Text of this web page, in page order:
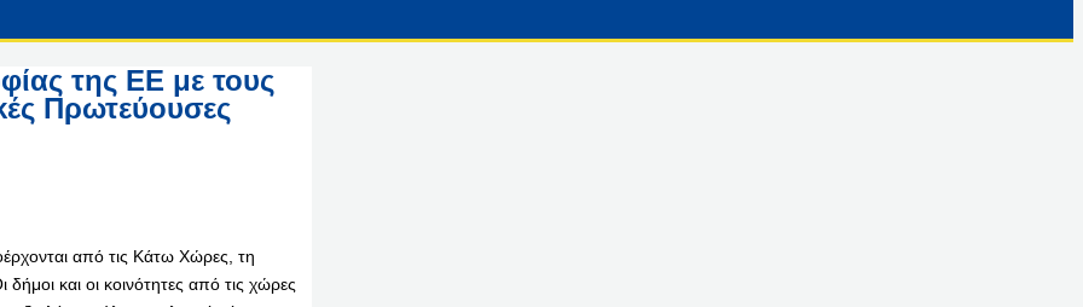
της ΕΕ με τους
Πρωτεύουσες
από τις Κάτω Χώρες, τη
και οι κοινότητες από τις χώρες